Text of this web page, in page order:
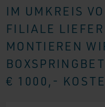
IM UMKREIS
FILIALE
MONTIEREN
€ 1000,-